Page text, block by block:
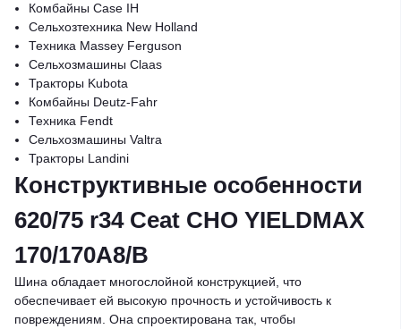
Комбайны Case IH
Сельхозтехника New Holland
Техника Massey Ferguson
Сельхозмашины Claas
Тракторы Kubota
Комбайны Deutz-Fahr
Техника Fendt
Сельхозмашины Valtra
Тракторы Landini
Конструктивные особенности
620/75 r34 Ceat CHO YIELDMAX
170/170A8/B
Шина обладает многослойной конструкцией, что
обеспечивает ей высокую прочность и устойчивость к
повреждениям. Она спроектирована так, чтобы